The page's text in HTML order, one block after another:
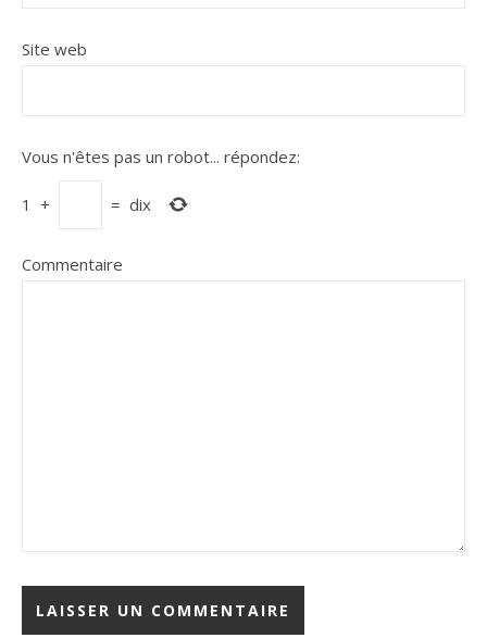
Site web
Vous n'êtes pas un robot... répondez:
1 + = dix
Commentaire